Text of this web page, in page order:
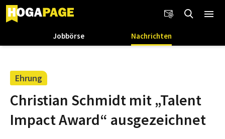
Jobbörse Nachrichten
Ehrung
Christian Schmidt mit „Talent
Impact Award“ ausgezeichnet